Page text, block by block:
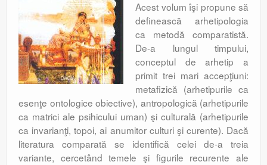
Acest volum îşi propune să
definească arhetipologia
ca metodă comparatistă.
De-a lungul timpului,
conceptul de arhetip a
primit trei mari accepţiuni:
metafizică (arhetipurile ca
esenţe ontologice obiective), antropologică (arhetipurile
ca matrici ale psihicului uman) şi culturală (arhetipurile
ca invarianţi, topoi, ai anumitor culturi şi curente). Dacă
literatura comparată se identifică celei de-a treia
variante, cercetând temele şi figurile recurente ale